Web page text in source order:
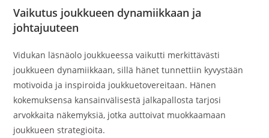
Vaikutus joukkueen dynamiikkaan ja
johtajuuteen
Vidukan läsnäolo joukkueessa vaikutti merkittävästi
joukkueen dynamiikkaan, sillä hänet tunnettiin kyvystään
motivoida ja inspiroida joukkuetovereitaan. Hänen
kokemuksensa kansainvälisestä jalkapallosta tarjosi
arvokkaita näkemyksiä, jotka auttoivat muokkaamaan
joukkueen strategioita.